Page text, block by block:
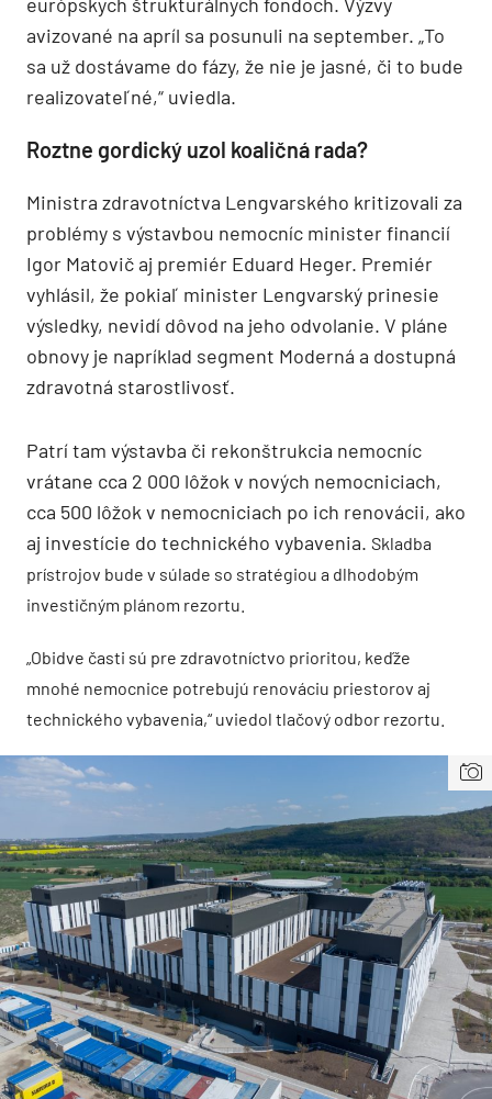
avizované na apríl sa posunuli na september. „To
sa už dostávame do fázy, že nie je jasné, či to bude
realizovateľné,“ uviedla.
Roztne gordický uzol koaličná rada?
Ministra zdravotníctva Lengvarského kritizovali za
problémy s výstavbou nemocníc minister financií
Igor Matovič aj premiér Eduard Heger. Premiér
vyhlásil, že pokiaľ minister Lengvarský prinesie
výsledky, nevidí dôvod na jeho odvolanie. V pláne
obnovy je napríklad segment Moderná a dostupná
zdravotná starostlivosť.
Patrí tam výstavba či rekonštrukcia nemocníc
vrátane cca 2 000 lôžok v nových nemocniciach,
cca 500 lôžok v nemocniciach po ich renovácii, ako
aj investície do technického vybavenia. Skladba
prístrojov bude v súlade so stratégiou a dlhodobým
investičným plánom rezortu.
„Obidve časti sú pre zdravotníctvo prioritou, keďže
mnohé nemocnice potrebujú renováciu priestorov aj
technického vybavenia,“ uviedol tlačový odbor rezortu.